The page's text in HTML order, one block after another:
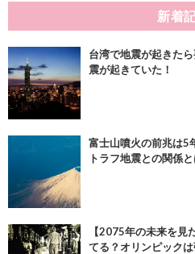
新着
台湾で地震が起きた
震が起きていた！
富士山噴火の前兆は5
トラフ地震との関係と
【2075年の未来を見
てる？オリンピック